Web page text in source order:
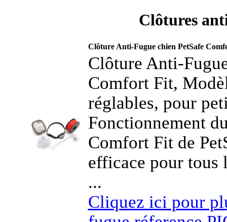
Clôtures
Clôture Anti-Fugue chien PetSafe
Clôture Anti-
Comfort Fit,
réglables, pour
Fonctionnement
Comfort Fit de
efficace pour tous
...
Cliquez ici pour